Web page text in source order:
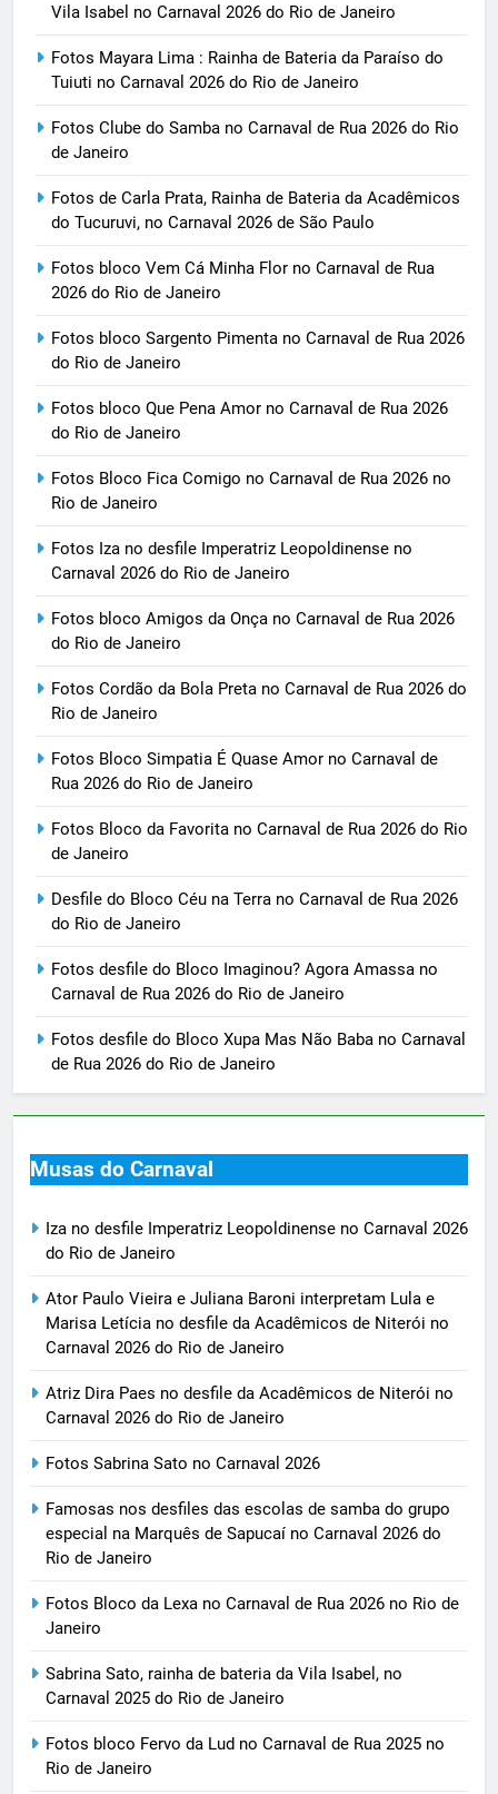
Vila Isabel no Carnaval 2026 do Rio de Janeiro
Fotos Mayara Lima : Rainha de Bateria da Paraíso do
Tuiuti no Carnaval 2026 do Rio de Janeiro
Fotos Clube do Samba no Carnaval de Rua 2026 do Rio
de Janeiro
Fotos de Carla Prata, Rainha de Bateria da Acadêmicos
do Tucuruvi, no Carnaval 2026 de São Paulo
Fotos bloco Vem Cá Minha Flor no Carnaval de Rua
2026 do Rio de Janeiro
Fotos bloco Sargento Pimenta no Carnaval de Rua 2026
do Rio de Janeiro
Fotos bloco Que Pena Amor no Carnaval de Rua 2026
do Rio de Janeiro
Fotos Bloco Fica Comigo no Carnaval de Rua 2026 no
Rio de Janeiro
Fotos Iza no desfile Imperatriz Leopoldinense no
Carnaval 2026 do Rio de Janeiro
Fotos bloco Amigos da Onça no Carnaval de Rua 2026
do Rio de Janeiro
Fotos Cordão da Bola Preta no Carnaval de Rua 2026 do
Rio de Janeiro
Fotos Bloco Simpatia É Quase Amor no Carnaval de
Rua 2026 do Rio de Janeiro
Fotos Bloco da Favorita no Carnaval de Rua 2026 do Rio
de Janeiro
Desfile do Bloco Céu na Terra no Carnaval de Rua 2026
do Rio de Janeiro
Fotos desfile do Bloco Imaginou? Agora Amassa no
Carnaval de Rua 2026 do Rio de Janeiro
Fotos desfile do Bloco Xupa Mas Não Baba no Carnaval
de Rua 2026 do Rio de Janeiro
Musas do Carnaval
Iza no desfile Imperatriz Leopoldinense no Carnaval 2026
do Rio de Janeiro
Ator Paulo Vieira e Juliana Baroni interpretam Lula e
Marisa Letícia no desfile da Acadêmicos de Niterói no
Carnaval 2026 do Rio de Janeiro
Atriz Dira Paes no desfile da Acadêmicos de Niterói no
Carnaval 2026 do Rio de Janeiro
Fotos Sabrina Sato no Carnaval 2026
Famosas nos desfiles das escolas de samba do grupo
especial na Marquês de Sapucaí no Carnaval 2026 do
Rio de Janeiro
Fotos Bloco da Lexa no Carnaval de Rua 2026 no Rio de
Janeiro
Sabrina Sato, rainha de bateria da Vila Isabel, no
Carnaval 2025 do Rio de Janeiro
Fotos bloco Fervo da Lud no Carnaval de Rua 2025 no
Rio de Janeiro